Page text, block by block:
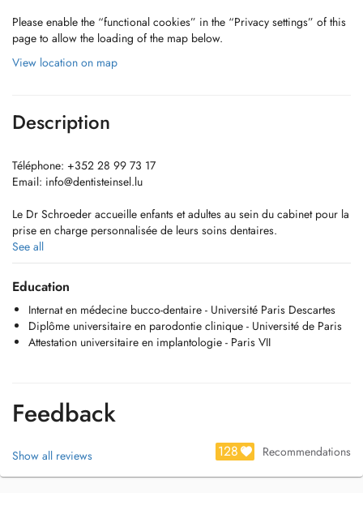
Please enable the “functional cookies” in the “Privacy settings” of this
page to allow the loading of the map below.
View location on map
Description
Téléphone: +352 28 99 73 17
Email: info@dentisteinsel.lu
Le Dr Schroeder accueille enfants et adultes au sein du cabinet pour la
prise en charge personnalisée de leurs soins dentaires.
Diplômée en chirurgie dentaire à Paris, elle a ensuite réalisé un
internat de trois ans en médecine bucco-dentaire à l'hôpital Henri
Mondor.
Elle est titulaire d'un diplôme universitaire en parodontologie et
implantologie et a exercé en cabinet libéral à Paris pendant cinq ans.
See all
Education
Internat en médecine bucco-dentaire - Université Paris Descartes
Diplôme universitaire en parodontie clinique - Université de Paris
Attestation universitaire en implantologie - Paris VII
Feedback
Show all reviews 128 Recommendations